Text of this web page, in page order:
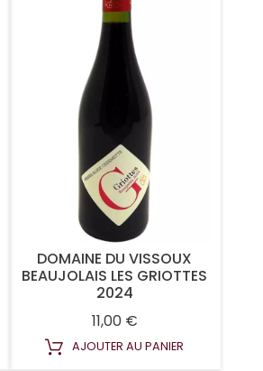
DOMAINE DU VISSOUX
BEAUJOLAIS LES GRIOTTES
2024
11,00 €Prix
AJOUTER AU PANIER